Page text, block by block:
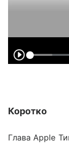
Коротко
Глава Apple